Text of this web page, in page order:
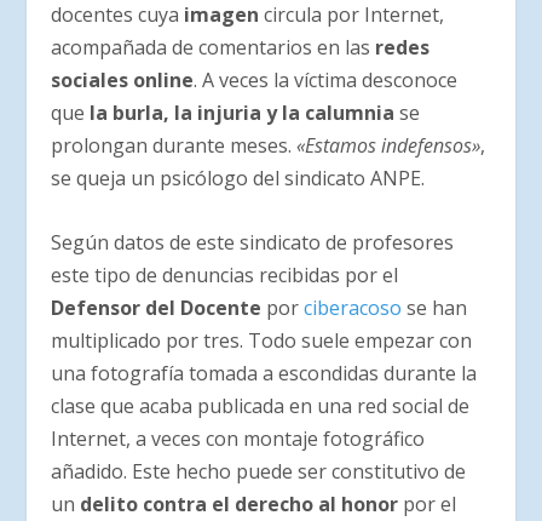
docentes cuya imagen circula por Internet,
acompañada de comentarios en las redes
sociales online. A veces la víctima desconoce
que la burla, la injuria y la calumnia se
prolongan durante meses.«Estamos indefensos»,
se queja un psicólogo del sindicato ANPE.
Según datos de este sindicato de profesores
este tipo de denuncias recibidas por el
Defensor del Docente porciberacoso se han
multiplicado por tres. Todo suele empezar con
una fotografía tomada a escondidas durante la
clase que acaba publicada en una red social de
Internet, a veces con montaje fotográfico
añadido. Este hecho puede ser constitutivo de
un delito contra el derecho al honor por el